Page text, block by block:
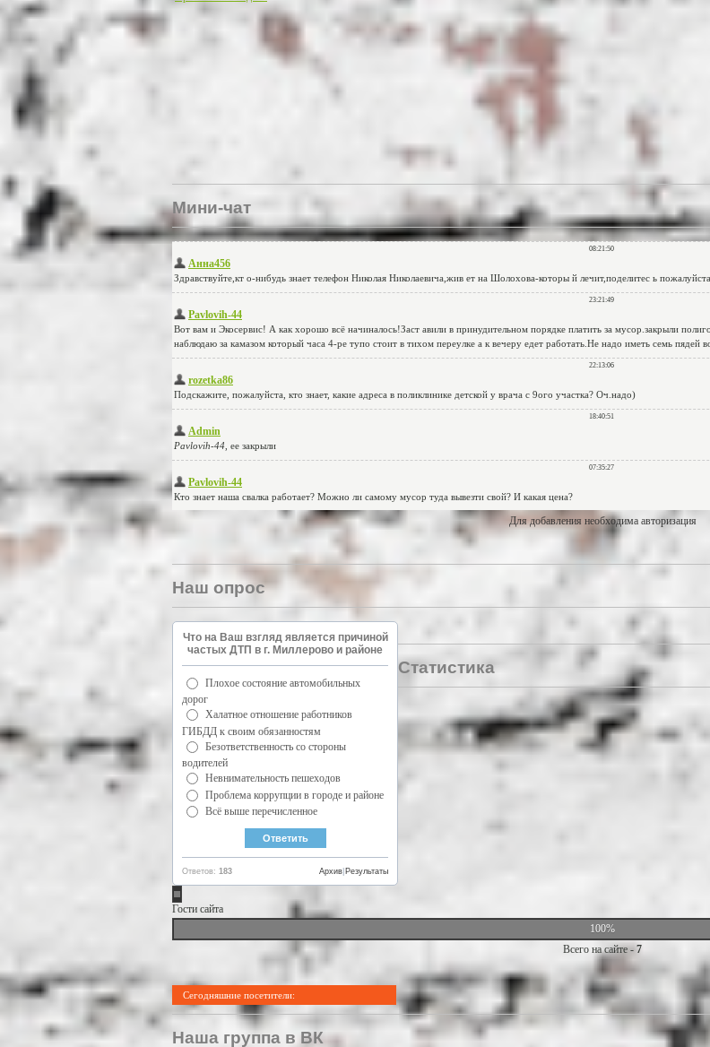
Мини-чат
Для добавления необходима авторизация
Наш опрос
Что на Ваш взгляд является причиной
частых ДТП в г. Миллерово и районе
Плохое состояние автомобильных
дорог
Халатное отношение работников
ГИБДД к своим обязанностям
Безответственность со стороны
водителей
Невнимательность пешеходов
Проблема коррупции в городе и районе
Всё выше перечисленное
Ответов: 183 Результаты
Архив
Статистика
Гости сайта
100%
Всего на сайте - 7
Сегодняшние посетители:
Наша группа в ВК